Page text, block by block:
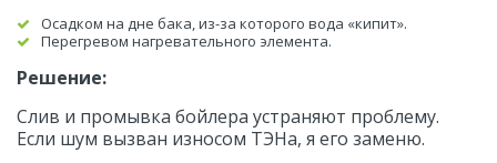
Осадком на дне бака, из-за которого вода «кипит».
Перегревом нагревательного элемента.
Решение:
Слив и промывка бойлера устраняют проблему.
Если шум вызван износом ТЭНа, я его заменю.